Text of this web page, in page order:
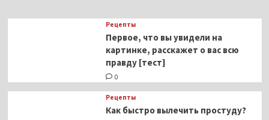
Рецепты
Первое, что вы увидели на
картинке, расскажет о вас всю
правду [тест]
0
Рецепты
Как быстро вылечить простуду?